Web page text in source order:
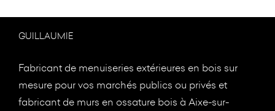
GUILLAUMIE
Fabricant de menuiseries extérieures en bois sur
mesure pour vos marchés publics ou privés et
fabricant de murs en ossature bois à Aixe-sur-